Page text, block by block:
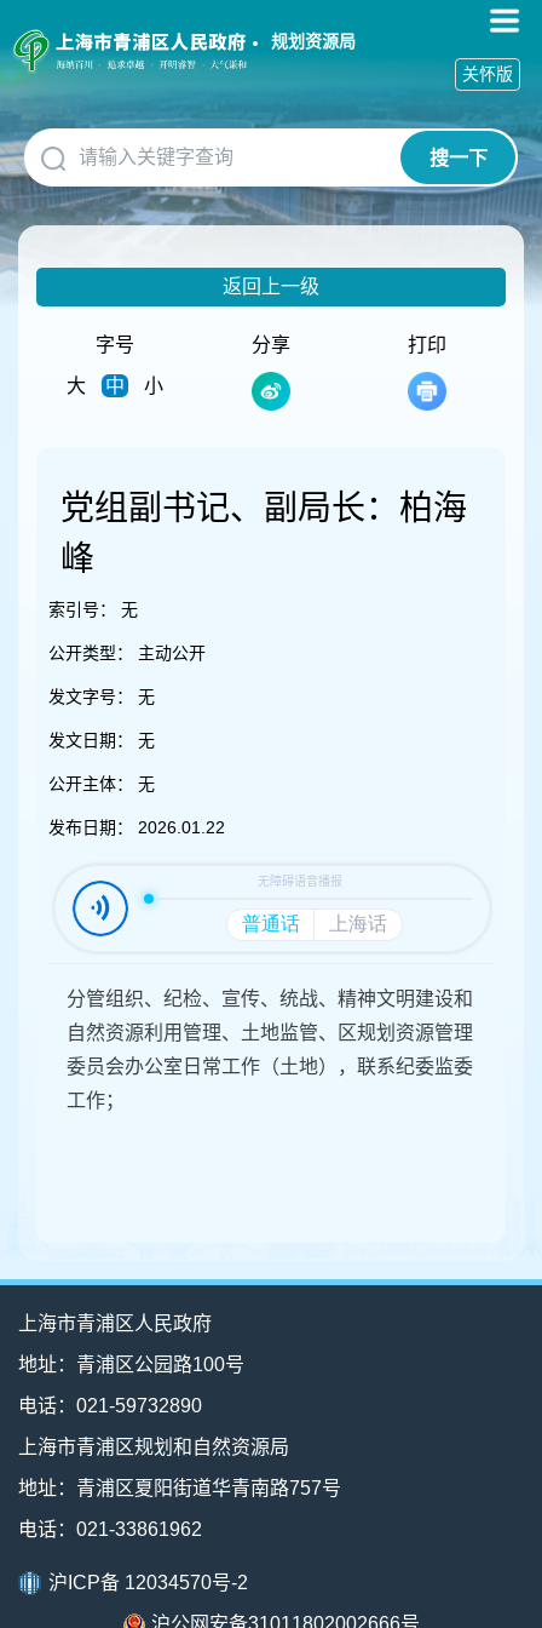
障
碍
作
说
明
跳
到
网
规划资源局
搜一下
关怀版
返回上一级
字号
大
中 小
分享 打印
党组副书记、副局长：柏海
峰
索引号： 无
公开类型： 主动公开
发文字号： 无
发文日期： 无
公开主体： 无
发布日期： 2026.01.22
分管组织、纪检、宣传、统战、精神文明建设和
自然资源利用管理、土地监管、区规划资源管理
委员会办公室日常工作（土地），联系纪委监委
工作；
上海市青浦区人民政府
地址：青浦区公园路100号
电话：021-59732890
上海市青浦区规划和自然资源局
地址：青浦区夏阳街道华青南路757号
电话：021-33861962
沪ICP备 12034570号-2